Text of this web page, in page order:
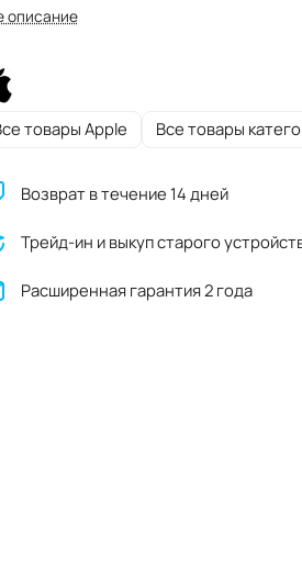
описание
товары Apple Все товары
Возврат в течение 14 дней
Трейд-ин и выкуп старого
Расширенная гарантия 2 года